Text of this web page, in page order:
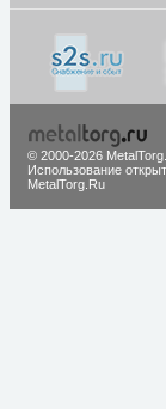
© 2000-2026
Использование
MetalTorg.Ru